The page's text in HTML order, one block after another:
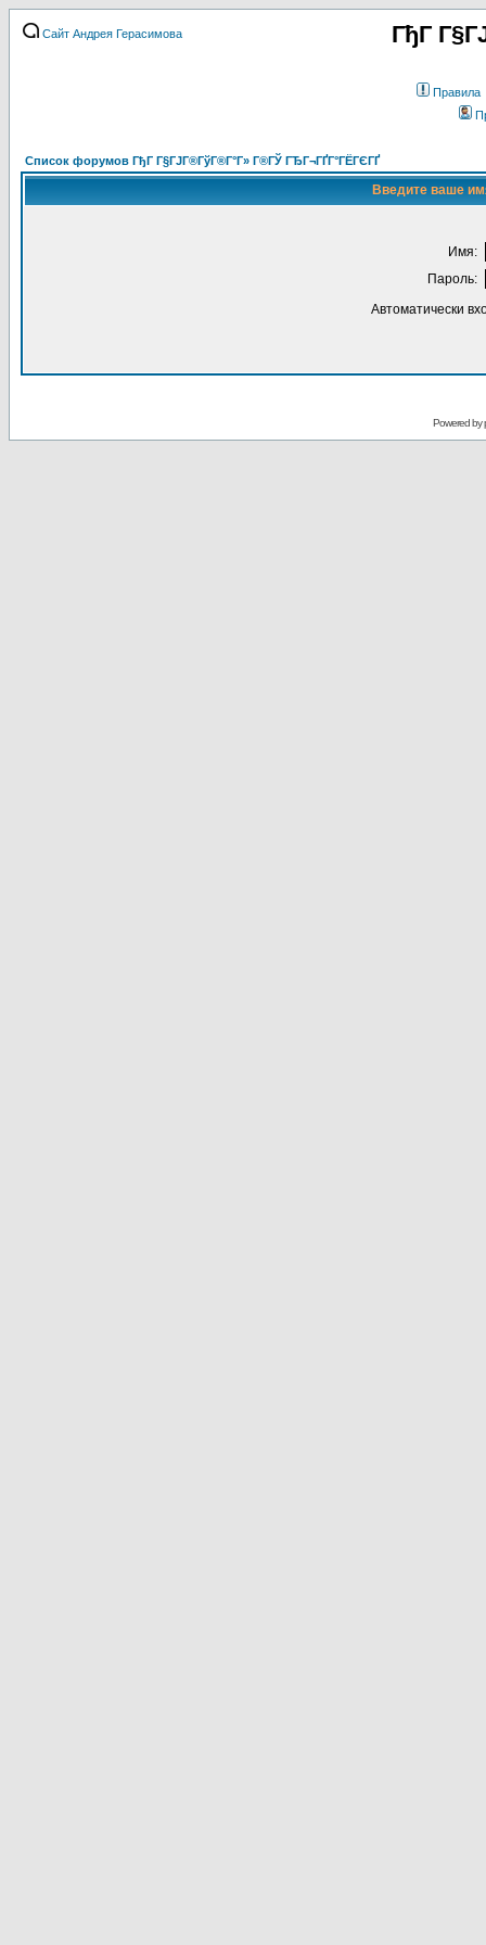
Сайт Андрея Герасимова ГђГ
Правила
Список форумов ГђГ Г§ГЈГ®ГўГ®Г°Г» Г®ГЎ ГЂГ¬ГҐГ°ГЁГЄГҐ
Введите ваше
Имя:
Пароль:
Автоматически
Powered by